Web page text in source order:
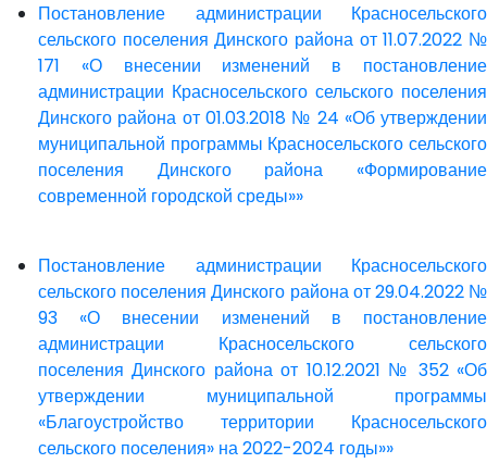
Постановление администрации Красносельского
сельского поселения Динского района от 11.07.2022 №
171 «О внесении изменений в постановление
администрации Красносельского сельского поселения
Динского района от 01.03.2018 № 24 «Об утверждении
муниципальной программы Красносельского сельского
поселения Динского района «Формирование
современной городской среды»»
Постановление администрации Красносельского
сельского поселения Динского района от 29.04.2022 №
93 «О внесении изменений в постановление
администрации Красносельского сельского
поселения Динского района от 10.12.2021 № 352 «Об
утверждении муниципальной программы
«Благоустройство территории Красносельского
сельского поселения» на 2022-2024 годы»»